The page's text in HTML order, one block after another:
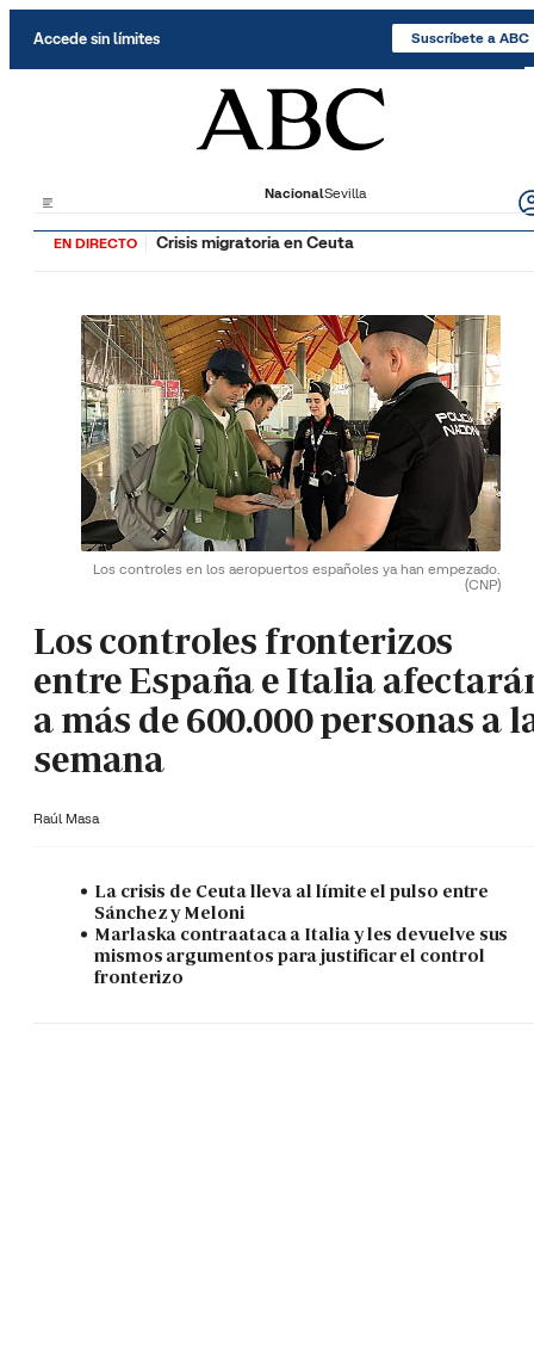
Accede sin límites Suscríbete a ABC
NacionalSevilla
EN DIRECTO Crisis migratoria en Ceuta
Los controles en los aeropuertos españoles ya han empezado.
(CNP)
Los controles fronterizos
entre España e Italia
a más de 600.000 personas a
semana
Raúl Masa
La crisis de Ceuta lleva al límite el pulso entre
Sánchez y Meloni
Marlaska contraataca a Italia y les devuelve sus
mismos argumentos para justificar el control
fronterizo